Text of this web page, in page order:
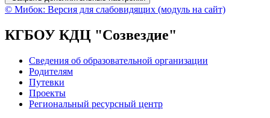
© Мибок: Версия для слабовидящих (модуль на сайт)
КГБОУ КДЦ "Созвездие"
Сведения об образовательной организации
Родителям
Путевки
Проекты
Региональный ресурсный центр